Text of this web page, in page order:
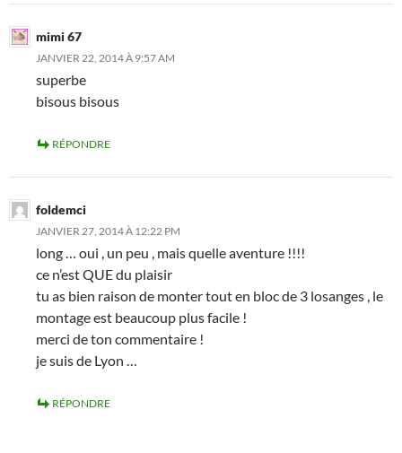
mimi 67
JANVIER 22, 2014 À 9:57 AM
superbe
bisous bisous
RÉPONDRE
foldemci
JANVIER 27, 2014 À 12:22 PM
long … oui , un peu , mais quelle aventure !!!!
ce n’est QUE du plaisir
tu as bien raison de monter tout en bloc de 3 losanges , le
montage est beaucoup plus facile !
merci de ton commentaire !
je suis de Lyon …
RÉPONDRE